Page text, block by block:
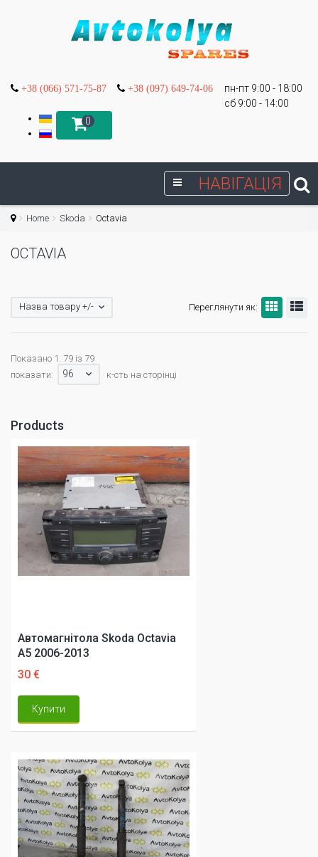
+38 (066) 571-75-87 +38 (097) 649-74-06
пн-пт 9:00 - 18:00
сб 9:00 - 14:00
0
НАВІГАЦІЯ
Home Skoda Octavia
OCTAVIA
Переглянути як:
Назва товару +/-
Показано 1. 79 із 79
показати:
96 к-сть на сторінці
Products
Автомагнітола Skoda Octavia
A5 2006-2013
30 €
Купити